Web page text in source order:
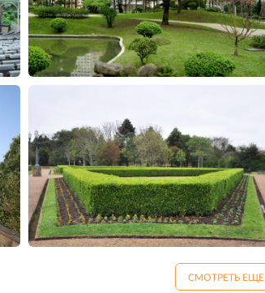
СМОТРЕТЬ ЕЩЕ